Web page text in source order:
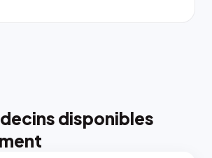
disponibles